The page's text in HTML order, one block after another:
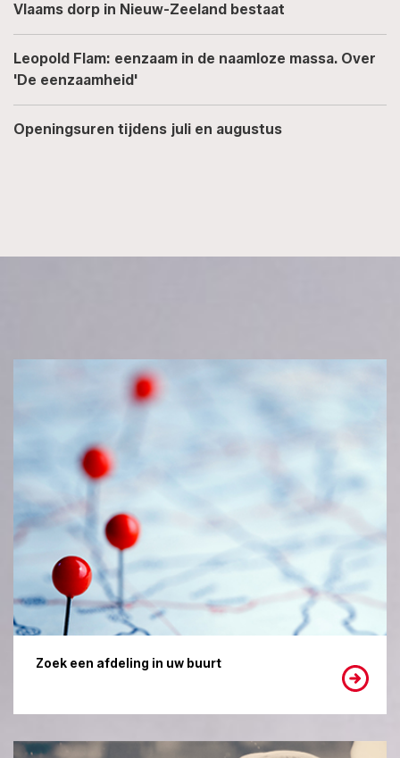
Vlaams dorp in Nieuw-Zeeland bestaat
Leopold Flam: eenzaam in de naamloze massa. Over
'De eenzaamheid'
Openingsuren tijdens juli en augustus
Zoek een afdeling in uw buurt